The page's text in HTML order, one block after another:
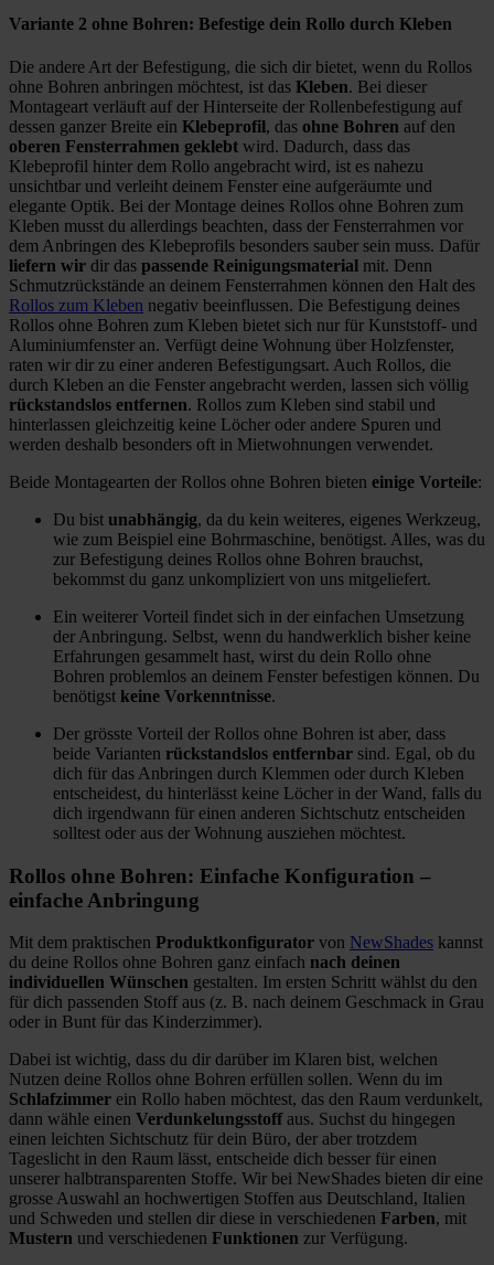
Variante 2 ohne Bohren: Befestige dein Rollo durch Kleben
Die andere Art der Befestigung, die sich dir bietet, wenn du Rollos
ohne Bohren anbringen möchtest, ist das Kleben. Bei dieser
Montageart verläuft auf der Hinterseite der Rollenbefestigung auf
dessen ganzer Breite ein Klebeprofil, das ohne Bohren auf den
oberen Fensterrahmen geklebt wird. Dadurch, dass das
Klebeprofil hinter dem Rollo angebracht wird, ist es nahezu
unsichtbar und verleiht deinem Fenster eine aufgeräumte und
elegante Optik. Bei der Montage deines Rollos ohne Bohren zum
Kleben musst du allerdings beachten, dass der Fensterrahmen vor
dem Anbringen des Klebeprofils besonders sauber sein muss. Dafür
liefern wir dir das passende Reinigungsmaterial mit. Denn
Schmutzrückstände an deinem Fensterrahmen können den Halt des
Rollos zum Kleben negativ beeinflussen. Die Befestigung deines
Rollos ohne Bohren zum Kleben bietet sich nur für Kunststoff- und
Aluminiumfenster an. Verfügt deine Wohnung über Holzfenster,
raten wir dir zu einer anderen Befestigungsart. Auch Rollos, die
durch Kleben an die Fenster angebracht werden, lassen sich völlig
rückstandslos entfernen. Rollos zum Kleben sind stabil und
hinterlassen gleichzeitig keine Löcher oder andere Spuren und
werden deshalb besonders oft in Mietwohnungen verwendet.
Beide Montagearten der Rollos ohne Bohren bieten einige Vorteile:
Du bist unabhängig, da du kein weiteres, eigenes Werkzeug,
wie zum Beispiel eine Bohrmaschine, benötigst. Alles, was du
zur Befestigung deines Rollos ohne Bohren brauchst,
bekommst du ganz unkompliziert von uns mitgeliefert.
Ein weiterer Vorteil findet sich in der einfachen Umsetzung
der Anbringung. Selbst, wenn du handwerklich bisher keine
Erfahrungen gesammelt hast, wirst du dein Rollo ohne
Bohren problemlos an deinem Fenster befestigen können. Du
benötigst keine Vorkenntnisse.
Der grösste Vorteil der Rollos ohne Bohren ist aber, dass
beide Varianten rückstandslos entfernbar sind. Egal, ob du
dich für das Anbringen durch Klemmen oder durch Kleben
entscheidest, du hinterlässt keine Löcher in der Wand, falls du
dich irgendwann für einen anderen Sichtschutz entscheiden
solltest oder aus der Wohnung ausziehen möchtest.
Rollos ohne Bohren: Einfache Konfiguration –
einfache Anbringung
Mit dem praktischen Produktkonfigurator von NewShades kannst
du deine Rollos ohne Bohren ganz einfach nach deinen
individuellen Wünschen gestalten. Im ersten Schritt wählst du den
für dich passenden Stoff aus (z. B. nach deinem Geschmack in Grau
oder in Bunt für das Kinderzimmer).
Dabei ist wichtig, dass du dir darüber im Klaren bist, welchen
Nutzen deine Rollos ohne Bohren erfüllen sollen. Wenn du im
Schlafzimmer ein Rollo haben möchtest, das den Raum verdunkelt,
dann wähle einen Verdunkelungsstoffaus. Suchst du hingegen
einen leichten Sichtschutz für dein Büro, der aber trotzdem
Tageslicht in den Raum lässt, entscheide dich besser für einen
unserer halbtransparenten Stoffe. Wir bei NewShades bieten dir eine
grosse Auswahl an hochwertigen Stoffen aus Deutschland, Italien
und Schweden und stellen dir diese in verschiedenen Farben, mit
Mustern und verschiedenen Funktionen zur Verfügung.